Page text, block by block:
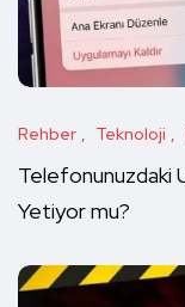
Rehber Teknoloji
Telefonunuzdaki
Yetiyor mu?